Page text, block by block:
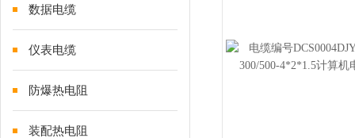
数据电缆
仪表电缆
防爆热电阻
装配热电阻